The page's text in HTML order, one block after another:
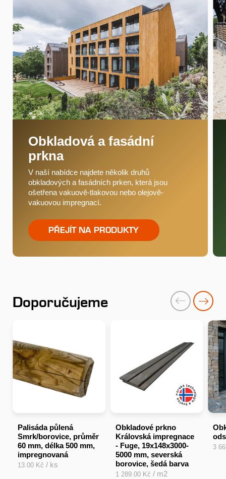
Obkladová a fasádní
prkna
V naší nabídce najdete několik druhů
obkladových a fasádních prken, která jsou
ošetřena vakuově-tlakovou nebo olejově-
vakuovou impregnací.
PŘEJÍT NA PRODUKTY
Doporučujeme
Palisáda půlená
Smrk/borovice, průměr
60 mm, délka 500 mm,
impregnovaná
13.00 Kč / ks
Obkladové prkno
Královská impregnace
- Fuge, 19x148x3000-
5000 mm, severská
borovice, šedá barva
1 289.00 Kč / m2
3